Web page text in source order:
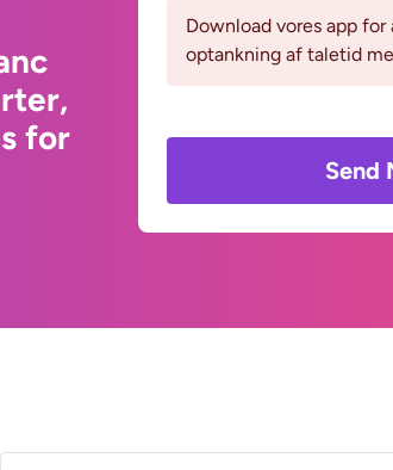
for
Download vores app
optankning af taletid
Send